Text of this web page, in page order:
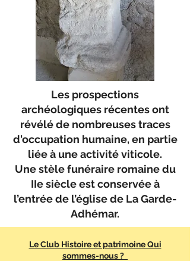
Les prospections
archéologiques récentes ont
révélé de nombreuses traces
d'occupation humaine, en partie
liée à une activité viticole.
Une stèle funéraire romaine du
IIe siècle est conservée à
l’entrée de l’église de La Garde-
Adhémar.
Le Club Histoire et patrimoine Qui
sommes-nous ?